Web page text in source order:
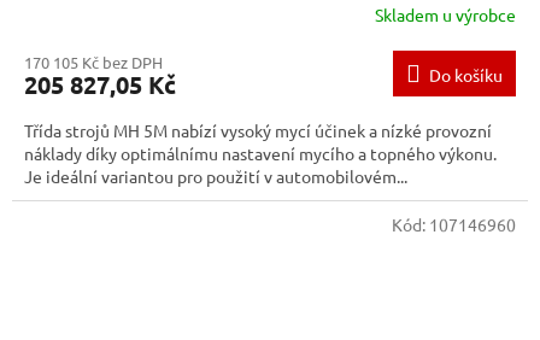
Skladem u výrobce
170 105 Kč bez DPH
205 827,05 Kč Do košíku
Třída strojů MH 5M nabízí vysoký mycí účinek a nízké provozní
náklady díky optimálnímu nastavení mycího a topného výkonu.
Je ideální variantou pro použití v automobilovém...
Kód: 107146960